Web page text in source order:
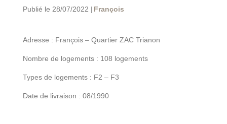
Publié le 28/07/2022 | François
Adresse : François – Quartier ZAC Trianon
Nombre de logements : 108 logements
Types de logements : F2 – F3
Date de livraison : 08/1990